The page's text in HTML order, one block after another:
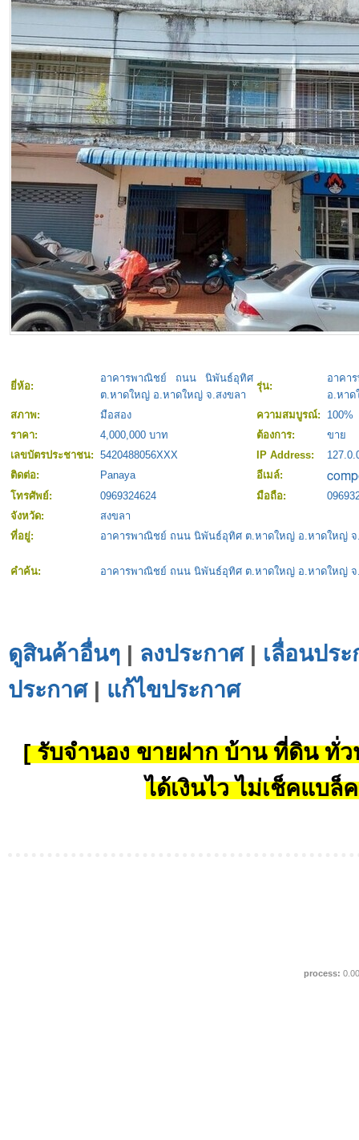
ยี่ห้อ:
อาคารพาณิชย์ ถนน นิพันธ์อุทิศ
ต.หาดใหญ่ อ.หาดใหญ่ จ.สงขลา
รุ่น:
อาคา
อ.หาด
สภาพ:
มือสอง ความสมบูรณ์:
100%
ราคา:
4,000,000 บาท ต้องการ:
ขาย
เลขบัตรประชาชน: 5420488056XXX IP Address:
ติดต่อ:
Panaya
อีเมล์:
โทรศัพย์:
0969324624 มือถือ:
จังหวัด:
สงขลา
ที่อยู่:
อาคารพาณิชย์ ถนน นิพันธ์อุทิศ ต.หาดใหญ่ อ.หาดใหญ่ จ
คำค้น: อาคารพาณิชย์ ถนน นิพันธ์อุทิศ ต.หาดใหญ่ อ.หาดใหญ่ จ
ดูสินค้าอื่นๆ | ลงประกาศ| เลื่อนปร
ประกาศ| แก้ไขประกาศ
[ รับจำนอง ขายฝาก บ้าน ที่ดิน ทั่ว
ได้เงินไว ไม่เช็คแบล็
process: